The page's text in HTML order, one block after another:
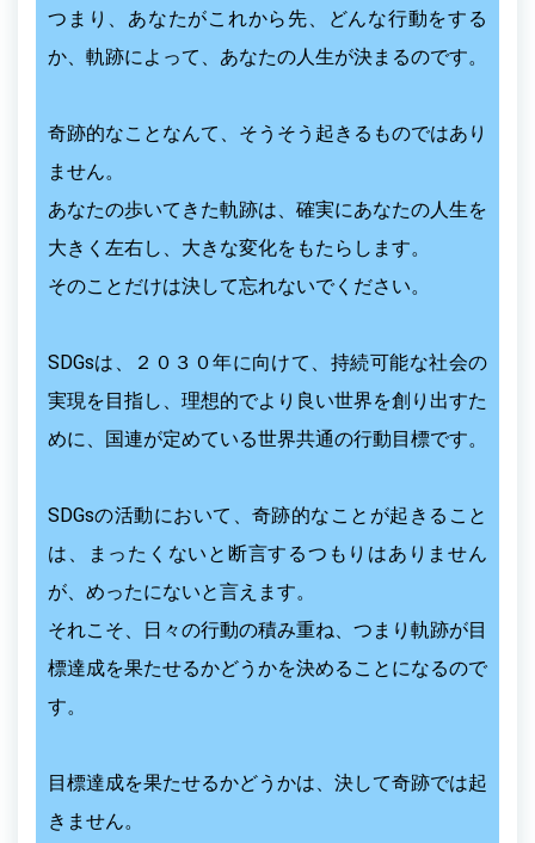
つまり、あなたがこれから先、どんな行動をする
か、軌跡によって、あなたの人生が決まるのです。
奇跡的なことなんて、そうそう起きるものではあり
ません。
あなたの歩いてきた軌跡は、確実にあなたの人生を
大きく左右し、大きな変化をもたらします。
そのことだけは決して忘れないでください。
SDGsは、２０３０年に向けて、持続可能な社会の
実現を目指し、理想的でより良い世界を創り出すた
めに、国連が定めている世界共通の行動目標です。
SDGsの活動において、奇跡的なことが起きること
は、まったくないと断言するつもりはありません
が、めったにないと言えます。
それこそ、日々の行動の積み重ね、つまり軌跡が目
標達成を果たせるかどうかを決めることになるので
す。
目標達成を果たせるかどうかは、決して奇跡では起
きません。